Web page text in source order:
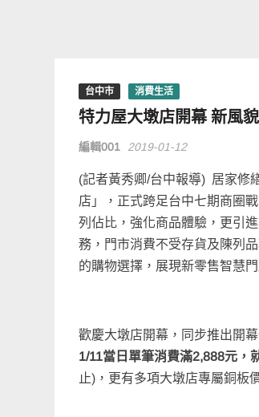
台中市 消費生活
特力屋大墩店開幕 新風
編輯001 2019-01-12
(記者黃秀卿/台中報導) 居家修
店」，正式跨足台中七期商圈
列佔比，強化商品體驗，更引
務，門市消費不受存貨及陳列
的購物選擇，展現新零售智慧門
歡慶大墩店開幕，同步推出開幕
1/11當日單筆消費滿2,888元，
止) ，更有多項大墩店專屬銅板